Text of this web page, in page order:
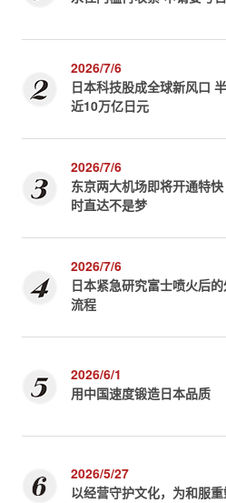
2026/7/6
日本科技股成全球新风口
近10万亿日元
2026/7/6
东京两大机场即将开通特
时直达不是梦
2026/7/6
日本紧急研究富士喷火后
流程
2026/6/1
用中国速度锻造日本品质
2026/5/27
以经营守护文化，为和服